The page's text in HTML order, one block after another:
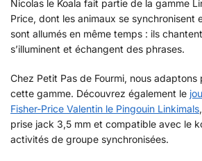
Nicolas le Koala fait partie de la gamme
Price, dont les animaux se synchronisent
sont allumés en même temps : ils
s’illuminent et échangent des phrases.
Chez Petit Pas de Fourmi, nous adaptons
cette gamme. Découvrez également le
Fisher-Price Valentin le Pingouin Linkimals
prise jack 3,5 mm et compatible avec le
activités de groupe synchronisées.